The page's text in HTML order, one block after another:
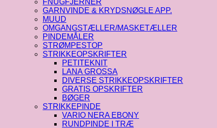
FNUGFJERNER
GARNVINDE & KRYDSNØGLE APP.
MUUD
OMGANGSTÆLLER/MASKETÆLLER
PINDEMÅLER
STRØMPESTOP
STRIKKEOPSKRIFTER
PETITEKNIT
LANA GROSSA
DIVERSE STRIKKEOPSKRIFTER
GRATIS OPSKRIFTER
BØGER
STRIKKEPINDE
VARIO NERA EBONY
RUNDPINDE I TRÆ